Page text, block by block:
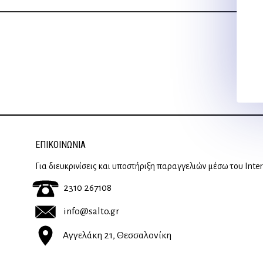
ΕΠΙΚΟΙΝΩΝΊΑ
Για διευκρινίσεις και υποστήριξη παραγγελιών μέσω του
2310 267108
info@salto.gr
Αγγελάκη 21, Θεσσαλονίκη